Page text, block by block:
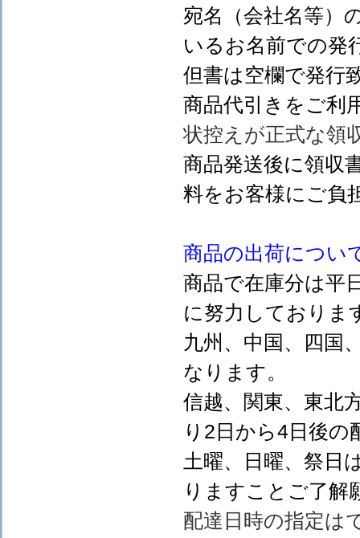
宛名（会社名等）
いるお名前での発
但書は空欄で発行
商品代引きをご利
状控えが正式な領
商品発送後に領収
料をお客様にご負
商品の出荷につい
商品で在庫分は平
に努力しておりま
九州、中国、四国
なります。
信越、関東、東北
り2日から4日後の
土曜、日曜、祭日
りますことご了解
配達日時の指定は